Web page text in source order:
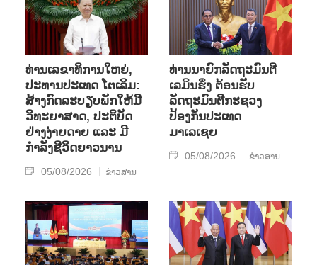
ທ່ານເລຂາທິການໃຫຍ່,
ປະທານປະເທດ ໂຕເລິມ:
ສ້າງກົດລະບຽບພັກໃຫ້ມີ
ວິທະຍາສາດ, ປະຕິບັດ
ຢ່າງງ່າຍດາຍ ແລະ ມີ
ກຳລັງຊີວິດຍາວນານ
05/08/2026 ຂ່າວສານ
ທ່ານນາຍົກລັດຖະມົນຕີ
ເລມິນຮຶງ ຕ້ອນຮັບ
ລັດຖະມົນຕີກະຊວງ
ປ້ອງກັນປະເທດ
ມາເລເຊຍ
05/08/2026 ຂ່າວສານ